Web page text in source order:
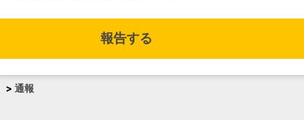
報告する
> 通報